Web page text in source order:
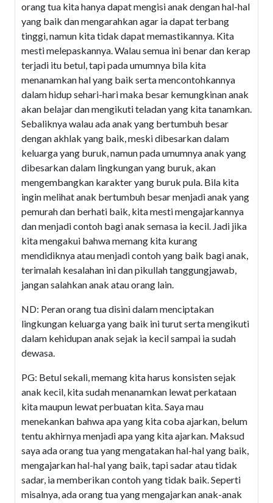
orang tua kita hanya dapat mengisi anak dengan hal-hal
yang baik dan mengarahkan agar ia dapat terbang
tinggi, namun kita tidak dapat memastikannya. Kita
mesti melepaskannya. Walau semua ini benar dan kerap
terjadi itu betul, tapi pada umumnya bila kita
menanamkan hal yang baik serta mencontohkannya
dalam hidup sehari-hari maka besar kemungkinan anak
akan belajar dan mengikuti teladan yang kita tanamkan.
Sebaliknya walau ada anak yang bertumbuh besar
dengan akhlak yang baik, meski dibesarkan dalam
keluarga yang buruk, namun pada umumnya anak yang
dibesarkan dalam lingkungan yang buruk, akan
mengembangkan karakter yang buruk pula. Bila kita
ingin melihat anak bertumbuh besar menjadi anak yang
pemurah dan berhati baik, kita mesti mengajarkannya
dan menjadi contoh bagi anak semasa ia kecil. Jadi jika
kita mengakui bahwa memang kita kurang
mendidiknya atau menjadi contoh yang baik bagi anak,
terimalah kesalahan ini dan pikullah tanggungjawab,
jangan salahkan anak atau orang lain.
ND: Peran orang tua disini dalam menciptakan
lingkungan keluarga yang baik ini turut serta mengikuti
dalam kehidupan anak sejak ia kecil sampai ia sudah
dewasa.
PG: Betul sekali, memang kita harus konsisten sejak
anak kecil, kita sudah menanamkan lewat perkataan
kita maupun lewat perbuatan kita. Saya mau
menekankan bahwa apa yang kita coba ajarkan, belum
tentu akhirnya menjadi apa yang kita ajarkan. Maksud
saya ada orang tua yang mengatakan hal-hal yang baik,
mengajarkan hal-hal yang baik, tapi sadar atau tidak
sadar, ia memberikan contoh yang tidak baik. Seperti
misalnya, ada orang tua yang mengajarkan anak-anak